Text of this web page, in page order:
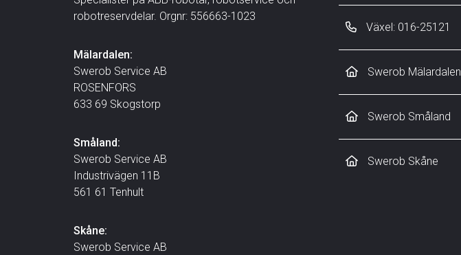
robotreservdelar. Orgnr: 556663-1023
Mälardalen:
Swerob Service AB
ROSENFORS
633 69 Skogstorp
Småland:
Swerob Service AB
Industrivägen 11B
561 61 Tenhult
Skåne:
Swerob Service AB
Växel: 016-25121
Swerob Mälardalen
Swerob Småland
Swerob Skåne